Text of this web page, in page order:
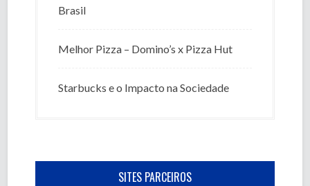
Brasil
Melhor Pizza – Domino’s x Pizza Hut
Starbucks e o Impacto na Sociedade
SITES PARCEIROS